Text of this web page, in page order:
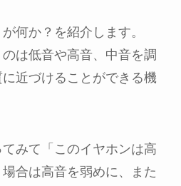
何か？を紹介します。
は低音や高音、中音を調
近づけることができる機
みて「このイヤホンは高
合は高音を弱めに、また